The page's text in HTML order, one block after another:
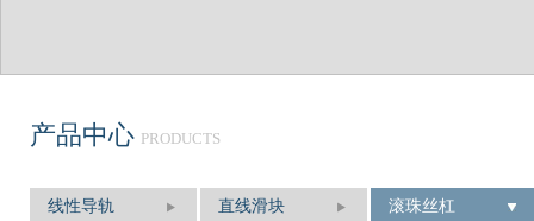
产品中心 PRODUCTS
线性导轨 直线滑块 滚珠丝杠